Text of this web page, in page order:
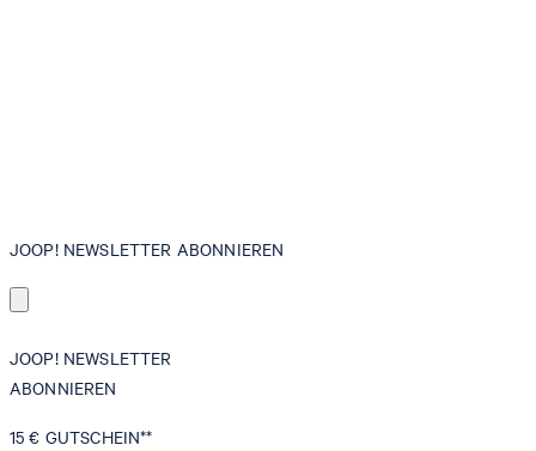
JOOP! NEWSLETTER ABONNIEREN
JOOP! NEWSLETTER
ABONNIEREN
15 € GUTSCHEIN**